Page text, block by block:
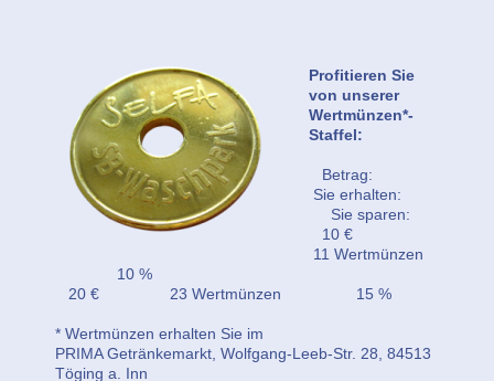
Profitieren Sie
von unserer
Wertmünzen*-
Staffel:
Betrag:
Sie erhalten:
Sie sparen:
10 €
11 Wertmünzen
10 %
20 € 23 Wertmünzen 15 %
* Wertmünzen erhalten Sie im
PRIMA Getränkemarkt, Wolfgang-Leeb-Str. 28, 84513
Töging a. Inn